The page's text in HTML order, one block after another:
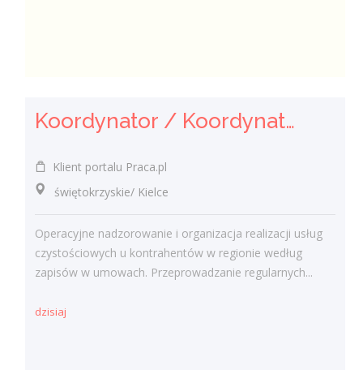
Koordynator / Koordynatorka Usług Serwisowych i Zespołów Terenowych
Klient portalu Praca.pl
świętokrzyskie/ Kielce
Operacyjne nadzorowanie i organizacja realizacji usług
czystościowych u kontrahentów w regionie według
zapisów w umowach. Przeprowadzanie regularnych...
dzisiaj